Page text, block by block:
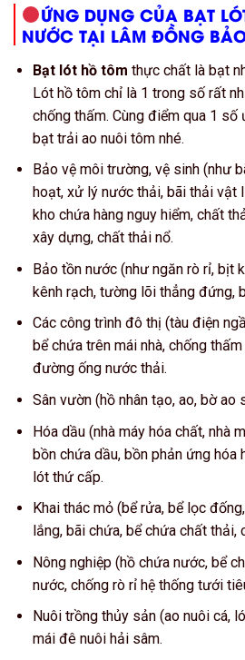
ỨNG DỤNG CỦA BẠT
NƯỚC TẠI LÂM ĐỒNG
Bạt lót hồ tôm thực chất là bạt
Lót hồ tôm chỉ là 1 trong số rất
chống thấm. Cùng điểm qua 1 số
bạt trải ao nuôi tôm nhé.
Bảo vệ môi trường, vệ sinh (như
hoạt, xử lý nước thải, bãi thải vật
kho chứa hàng nguy hiểm, chất
xây dựng, chất thải nổ.
Bảo tồn nước (như ngăn rò rỉ, bịt
kênh rạch, tường lõi thẳng đứng,
Các công trình đô thị (tàu điện
bể chứa trên mái nhà, chống
đường ống nước thải.
Sân vườn (hồ nhân tạo, ao, bờ ao
Hóa dầu (nhà máy hóa chất, nhà
bồn chứa dầu, bồn phản ứng hóa
lót thứ cấp.
Khai thác mỏ (bể rửa, bể lọc
lắng, bãi chứa, bể chứa chất thải,
Nông nghiệp (hồ chứa nước, bể
nước, chống rò rỉ hệ thống tưới
Nuôi trồng thủy sản (ao nuôi cá,
mái đê nuôi hải sâm.